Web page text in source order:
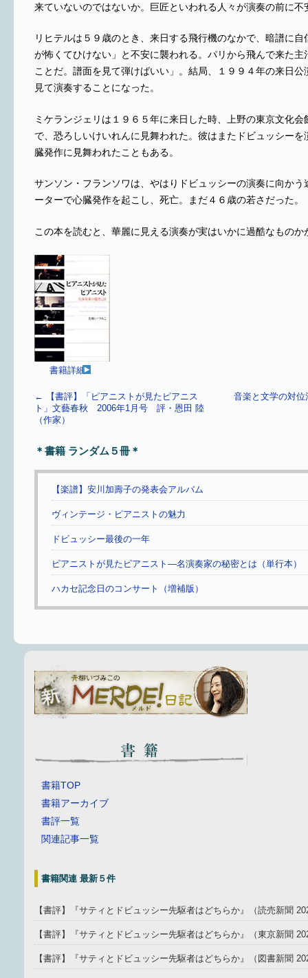
来ていないのではないか。巨匠といわれる人々が演奏の前に不
リヒテルは５９歳のとき、来日する飛行機のなかで、暗譜に
が怖くてひけない」と不安に襲われる。パリから飛んで来た主
ことだ。譜面を見て弾けばいい」。結局、１９９４年の来日
見て演奏することになった。
ミケランジェリは１９６５年に来日した時、上野の東京文化
で、恐ろしいけいれんに見舞われた。彼はまたドビュッシーを
臓発作に見舞われたこともある。
サンソン・フランソワは、やはりドビュッシーの演奏に向かう
ーターで心臓発作を起こし、死亡。まだ４６歳の若さだった。
この本を読むと、華麗に見える演奏が実はいかに過酷なもの
書籍詳細
←
【書評】「ピアニストが見たピアニス
ト」文藝春秋 2006年1月号 評・恩田 陸
（作家）
音楽と文学の対
＊書籍 ランダム５冊＊
【楽譜】安川加壽子の発表会アルバム
ヴィンテージ・ピアニストの魅力
ドビュッシー最後の一年
ピアニストが見たピアニスト—名演奏家の秘密とは（単行本）
ハカセ記念日のコンサート（増補版）
書籍TOP
書籍アーカイブ
書評一覧
関連記事一覧
書籍関連 最新５件
【書評】『サティとドビュッシー先駆者はどちらか』（読売新聞
【書評】『サティとドビュッシー先駆者はどちらか』（東京新聞
【書評】『サティとドビュッシー先駆者はどちらか』（図書新聞